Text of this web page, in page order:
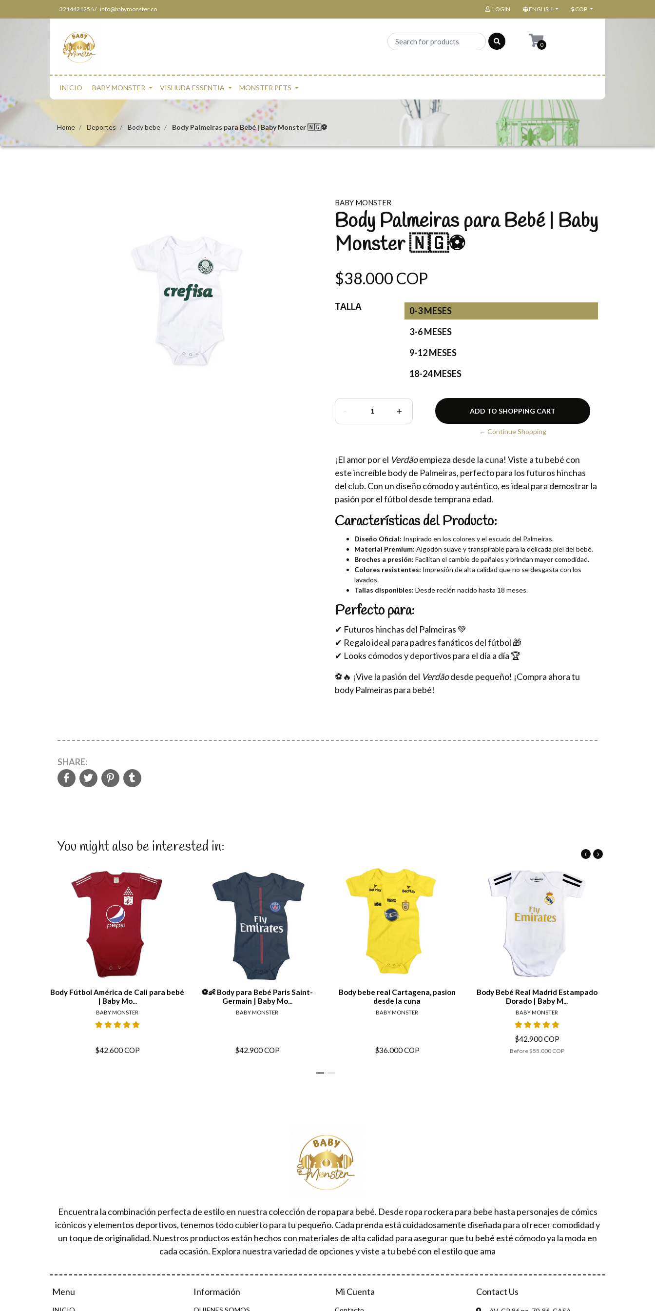
3214421256 / info@babymonster.co LOGIN ENGLISH COP
0
INICIO BABY MONSTER VISHUDA ESSENTIA MONSTER PETS
Home Deportes Body bebe Body Palmeiras para Bebé | Baby Monster 🇳🇬⚽
BABY MONSTER
Body Palmeiras para Bebé | Baby
Monster 🇳🇬⚽
$38.000 COP
TALLA
0-3 MESES
3-6 MESES
9-12 MESES
18-24 MESES
- +
← Continue Shopping
¡El amor por el Verdãoempieza desde la cuna! Viste a tu bebé con
este increíble body de Palmeiras, perfecto para los futuros hinchas
del club. Con un diseño cómodo y auténtico, es ideal para demostrar la
pasión por el fútbol desde temprana edad.
Características del Producto:
Diseño Oficial: Inspirado en los colores y el escudo del Palmeiras.
Material Premium: Algodón suave y transpirable para la delicada piel del bebé.
Broches a presión: Facilitan el cambio de pañales y brindan mayor comodidad.
Colores resistentes: Impresión de alta calidad que no se desgasta con los
lavados.
Tallas disponibles: Desde recién nacido hasta 18 meses.
Perfecto para:
✔ Futuros hinchas del Palmeiras 💚
✔ Regalo ideal para padres fanáticos del fútbol 🎁
✔ Looks cómodos y deportivos para el día a día 🏆
⚽🔥 ¡Vive la pasión del Verdãodesde pequeño! ¡Compra ahora tu
body Palmeiras para bebé!
SHARE:
You might also be interested in:
Body Fútbol América de Cali para bebé
| Baby Mo...
BABY MONSTER
View details
$42.600 COP
⚽👶 Body para Bebé Paris Saint-
Germain | Baby Mo...
BABY MONSTER
View details
$42.900 COP
Body bebe real Cartagena, pasion
desde la cuna
BABY MONSTER
$36.000 COP
Body Bebé Real Madrid Estampado
Dorado | Baby M...
BABY MONSTER
View details
$42.900 COP
Before$55.000 COP
‹ ›
Encuentra la combinación perfecta de estilo en nuestra colección de ropa para bebé. Desde ropa rockera para bebe hasta personajes de cómics
icónicos y elementos deportivos, tenemos todo cubierto para tu pequeño. Cada prenda está cuidadosamente diseñada para ofrecer comodidad y
un toque de originalidad. Nuestros productos están hechos con materiales de alta calidad para asegurar que tu bebé esté cómodo ya la moda en
cada ocasión. Explora nuestra variedad de opciones y viste a tu bebé con el estilo que ama
Menu Información Mi Cuenta Contact Us